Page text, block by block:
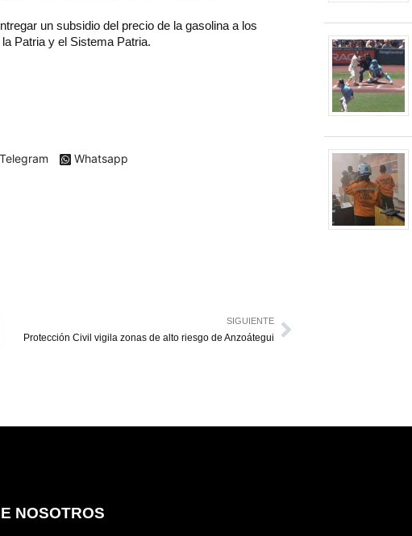
un subsidio del precio de la gasolina a los
Patria y el Sistema Patria.
Whatsapp
SIGUIENTE
Protección Civil vigila zonas de alto riesgo de Anzoátegui
NOSOTROS